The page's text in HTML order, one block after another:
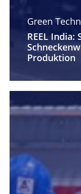
Green
REEL India:
Produktion
von
Energy-
Projekt
geht